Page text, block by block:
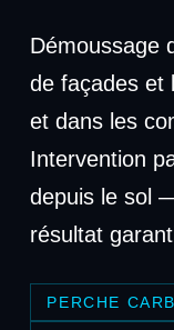
Démoussage
de façades et
et dans les
Intervention
depuis le sol
résultat
PERCHE